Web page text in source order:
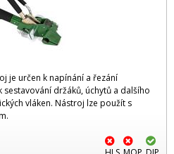
je určen k napínání a řezání
držáků, úchytů a dalšího
vláken. Nástroj lze použít s